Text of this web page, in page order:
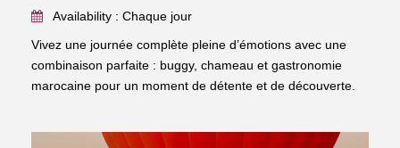
Availability : Chaque jour
Vivez une journée complète pleine d’émotions avec une
combinaison parfaite : buggy, chameau et gastronomie
marocaine pour un moment de détente et de découverte.